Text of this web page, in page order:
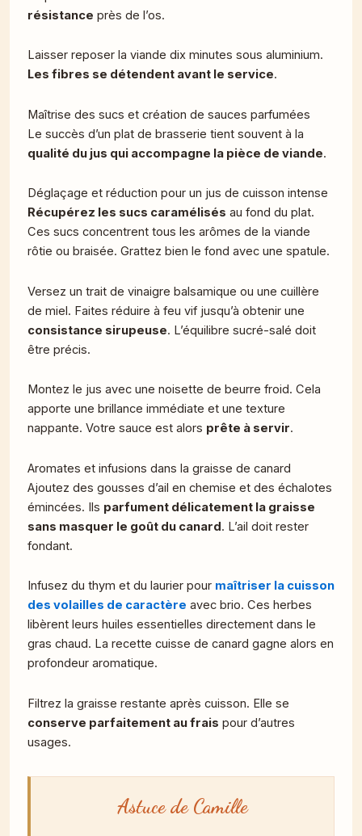
résistance près de l’os.
Laisser reposer la viande dix minutes sous aluminium.
Les fibres se détendent avant le service.
Maîtrise des sucs et création de sauces parfumées
Le succès d’un plat de brasserie tient souvent à la
qualité du jus qui accompagne la pièce de viande.
Déglaçage et réduction pour un jus de cuisson intense
Récupérez les sucs caramélisés au fond du plat.
Ces sucs concentrent tous les arômes de la viande
rôtie ou braisée. Grattez bien le fond avec une spatule.
Versez un trait de vinaigre balsamique ou une cuillère
de miel. Faites réduire à feu vif jusqu’à obtenir une
consistance sirupeuse. L’équilibre sucré-salé doit
être précis.
Montez le jus avec une noisette de beurre froid. Cela
apporte une brillance immédiate et une texture
nappante. Votre sauce est alors prête à servir.
Aromates et infusions dans la graisse de canard
Ajoutez des gousses d’ail en chemise et des échalotes
émincées. Ils parfument délicatement la graisse
sans masquer le goût du canard. L’ail doit rester
fondant.
Infusez du thym et du laurier pour maîtriser la cuisson
des volailles de caractère avec brio. Ces herbes
libèrent leurs huiles essentielles directement dans le
gras chaud. La recette cuisse de canard gagne alors en
profondeur aromatique.
Filtrez la graisse restante après cuisson. Elle se
conserve parfaitement au frais pour d’autres
usages.
Astuce de Camille